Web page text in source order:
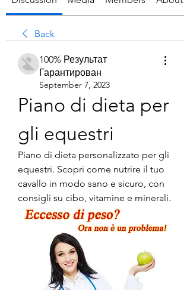
Back
100% Результат
Гарантирован
September 7, 2023
Piano di dieta per
gli equestri
Piano di dieta personalizzato per gli
equestri. Scopri come nutrire il tuo
cavallo in modo sano e sicuro, con
consigli su cibo, vitamine e minerali.